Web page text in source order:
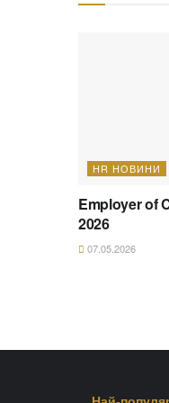
HR НОВИНИ
Employer of
2026
07.05.2026